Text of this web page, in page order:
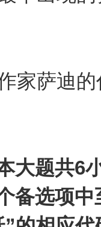
》
记》
家萨迪
大题共6
备选项